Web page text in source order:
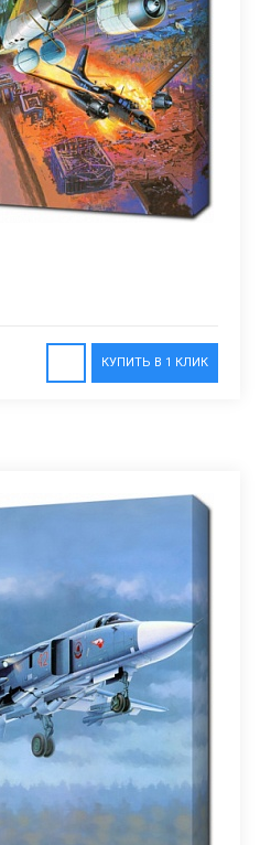
КУПИТЬ В 1 КЛИК